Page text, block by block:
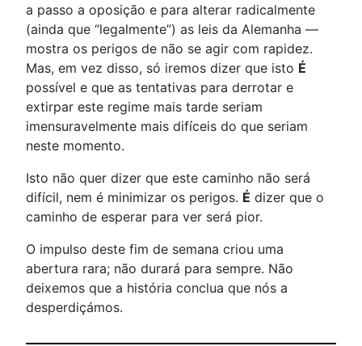
a passo a oposição e para alterar radicalmente
(ainda que “legalmente”) as leis da Alemanha —
mostra os perigos de não se agir com rapidez.
Mas, em vez disso, só iremos dizer que isto É
possível e que as tentativas para derrotar e
extirpar este regime mais tarde seriam
imensuravelmente mais difíceis do que seriam
neste momento.
Isto não quer dizer que este caminho não será
difícil, nem é minimizar os perigos. É dizer que o
caminho de esperar para ver será pior.
O impulso deste fim de semana criou uma
abertura rara; não durará para sempre. Não
deixemos que a história conclua que nós a
desperdiçámos.